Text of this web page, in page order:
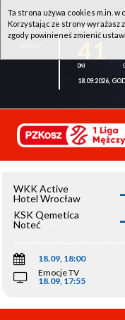
WKK ACTIVE
18.09.2026,
WKK Active
Hotel Wrocław
KSK Qemetica
Noteć
Inowrocław
18.09, 18:00
Emocje TV
18.09, 17:55
Ta strona używa cookies m.in.
Korzystając ze strony wyrażasz
zgody powinieneś zmienić